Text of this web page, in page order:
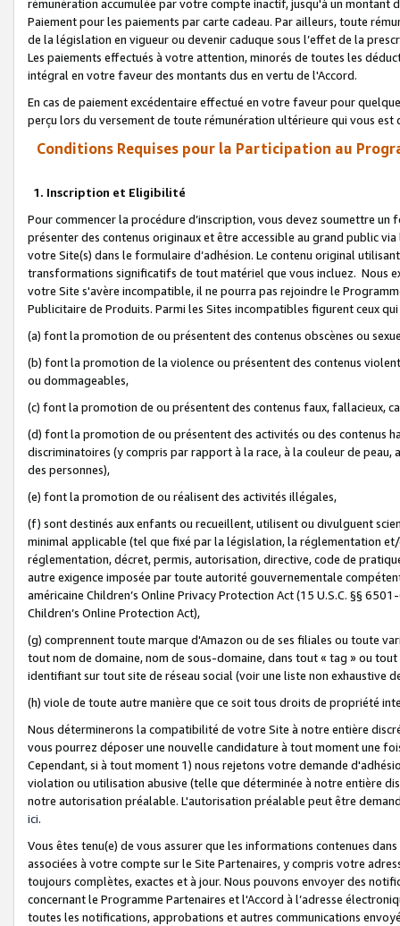
rémunération accumulée par votre compte inactif, jusqu'à un montant
Paiement pour les paiements par carte cadeau. Par ailleurs, toute
de la législation en vigueur ou devenir caduque sous l’effet de la
Les paiements effectués à votre attention, minorés de toutes les
intégral en votre faveur des montants dus en vertu de l'Accord.
En cas de paiement excédentaire effectué en votre faveur pour
perçu lors du versement de toute rémunération ultérieure qui vous est
Conditions Requises pour la Participation au
1. Inscription et Eligibilité
Pour commencer la procédure d’inscription, vous devez soumettre
présenter des contenus originaux et être accessible au grand public
votre Site(s) dans le formulaire d’adhésion. Le contenu original
transformations significatifs de tout matériel que vous incluez. Nous
votre Site s'avère incompatible, il ne pourra pas rejoindre le
Publicitaire de Produits. Parmi les Sites incompatibles figurent ceux
(a) font la promotion de ou présentent des contenus obscènes ou
(b) font la promotion de la violence ou présentent des contenus
ou dommageables,
(c) font la promotion de ou présentent des contenus faux, fallacieux,
(d) font la promotion de ou présentent des activités ou des contenus
discriminatoires (y compris par rapport à la race, à la couleur de
des personnes),
(e) font la promotion de ou réalisent des activités illégales,
(f) sont destinés aux enfants ou recueillent, utilisent ou divulguent
minimal applicable (tel que fixé par la législation, la réglementation
réglementation, décret, permis, autorisation, directive, code de
autre exigence imposée par toute autorité gouvernementale
américaine Children’s Online Privacy Protection Act (15 U.S.C. §§
Children’s Online Protection Act),
(g) comprennent toute marque d'Amazon ou de ses filiales ou toute
tout nom de domaine, nom de sous-domaine, dans tout « tag » ou
identifiant sur tout site de réseau social (voir une liste non exhaustive
(h) viole de toute autre manière que ce soit tous droits de propriété
Nous déterminerons la compatibilité de votre Site à notre entière
vous pourrez déposer une nouvelle candidature à tout moment une
Cependant, si à tout moment 1) nous rejetons votre demande
violation ou utilisation abusive (telle que déterminée à notre entière
notre autorisation préalable. L'autorisation préalable peut être
ici.
Vous êtes tenu(e) de vous assurer que les informations contenues
associées à votre compte sur le Site Partenaires, y compris votre
toujours complètes, exactes et à jour. Nous pouvons envoyer des
concernant le Programme Partenaires et l'Accord à l’adresse
toutes les notifications, approbations et autres communications